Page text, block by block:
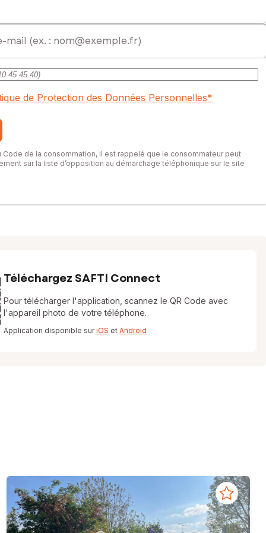
de Protection des Données Personnelles*
Code de la consommation, il est rappelé que le consommateur peut
sur la liste d’opposition au démarchage téléphonique sur le site
Téléchargez SAFTI Connect
Pour télécharger l'application, scannez le QR Code avec
l'appareil photo de votre téléphone.
Application disponible suriOS et Android